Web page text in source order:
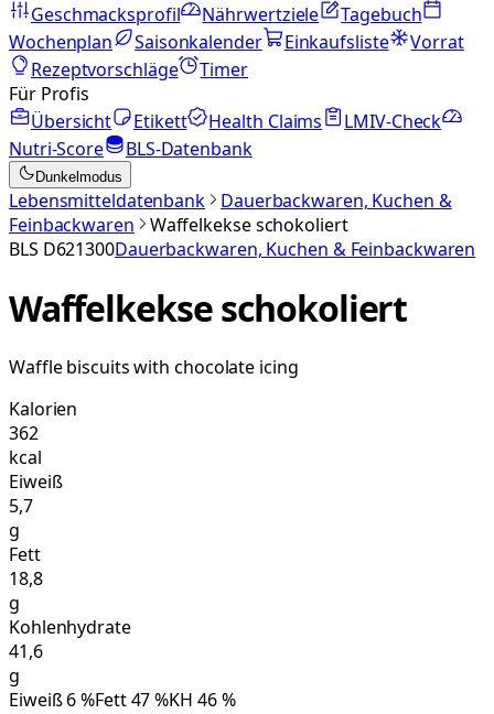
Geschmacksprofil
Nährwertziele
Tagebuch
Wochenplan
Saisonkalender Einkaufsliste
Vorrat
Rezeptvorschläge
Timer
Für Profis
Übersicht
Etikett Health Claims
LMIV-Check
Nutri-Score
BLS-Datenbank
Dunkelmodus
Lebensmitteldatenbank
Dauerbackwaren, Kuchen &
Feinbackwaren
Waffelkekse schokoliert
BLS D621300Dauerbackwaren, Kuchen & Feinbackwaren
Waffelkekse schokoliert
Waffle biscuits with chocolate icing
Kalorien
362
kcal
Eiweiß
5,7
g
Fett
18,8
g
Kohlenhydrate
41,6
g
Eiweiß6%Fett47%KH 46%